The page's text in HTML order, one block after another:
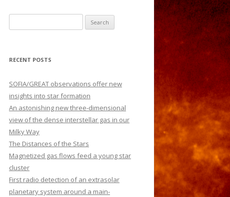
e
r
h
f
o
:
RECENT POSTS
SOFIA/GREAT observations offer new
insights into star formation
An astonishing new three-dimensional
view of the dense interstellar gas in our
Milky Way
The Distances of the Stars
Magnetized gas flows feed a young star
cluster
First radio detection of an extrasolar
planetary system around a main-